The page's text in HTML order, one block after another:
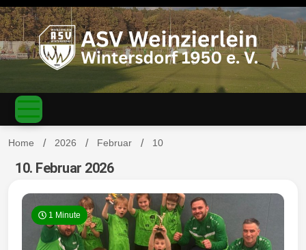
S
k
i
p
c
ASV
Weinzierl
Home 2026 Februar 10
10. Februar 2026
1 Minute